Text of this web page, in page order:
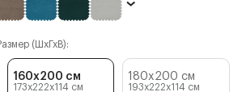
(ШхГхВ):
160x200 см
173x222x114 см
180x200 см
193x222x114 см